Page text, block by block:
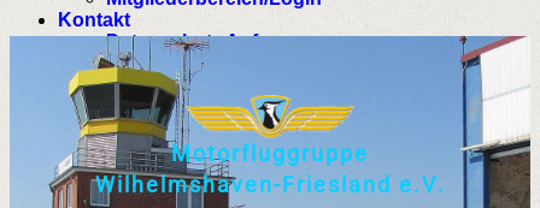
Kontakt
Datenschutz Anfrage
Motorf uggruppe
Wi helmshaven- Fries and e.V.